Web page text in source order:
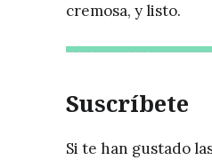
cremosa, y listo.
Suscríbete
Si te han gustado